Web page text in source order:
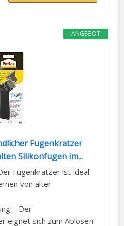
ANGEBOT
Fugenkratzer
Silikonfugen im...
Fugenkratzer ist ideal
von alter
– Der
eignet sich zum Ablösen